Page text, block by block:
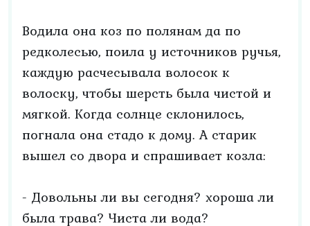
Водила она коз по полянам да по
редколесью, поила у источников ручья,
каждую расчесывала волосок к
волоску, чтобы шерсть была чистой и
мягкой. Когда солнце склонилось,
погнала она стадо к дому. А старик
вышел со двора и спрашивает козла:
- Довольны ли вы сегодня? хороша ли
была трава? Чиста ли вода?